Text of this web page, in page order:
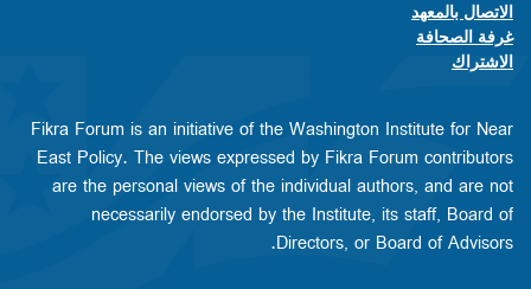
Footer contact links
الاتصال بالمعهد
غرفة الصحافة
الاشتراك
Fikra Forum is an initiative of the Washington Institute for Near
East Policy. The views expressed by Fikra Forum contributors
are the personal views of the individual authors, and are not
necessarily endorsed by the Institute, its staff, Board of
Directors, or Board of Advisors.​​